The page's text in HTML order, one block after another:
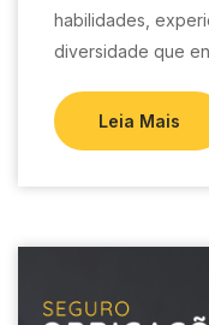
habilidades,
diversidade que
Leia Mais